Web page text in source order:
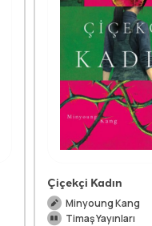
Çiçekçi Kadın
Minyoung Kang
Timaş Yayınları